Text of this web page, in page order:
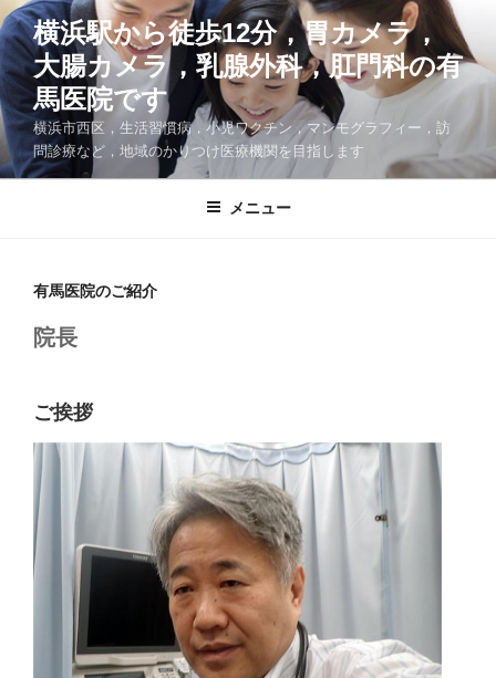
コ
ン
テ
ツ
へ
ス
横浜駅から徒歩12分，胃カメラ，
大腸カメラ，乳腺外科，肛門科の有
馬医院です
横浜市西区，生活習慣病，小児ワクチン，マンモグラフィー，訪
問診療など，地域のかりつけ医療機関を目指します
メニュー
有馬医院のご紹介
院長
ご挨拶